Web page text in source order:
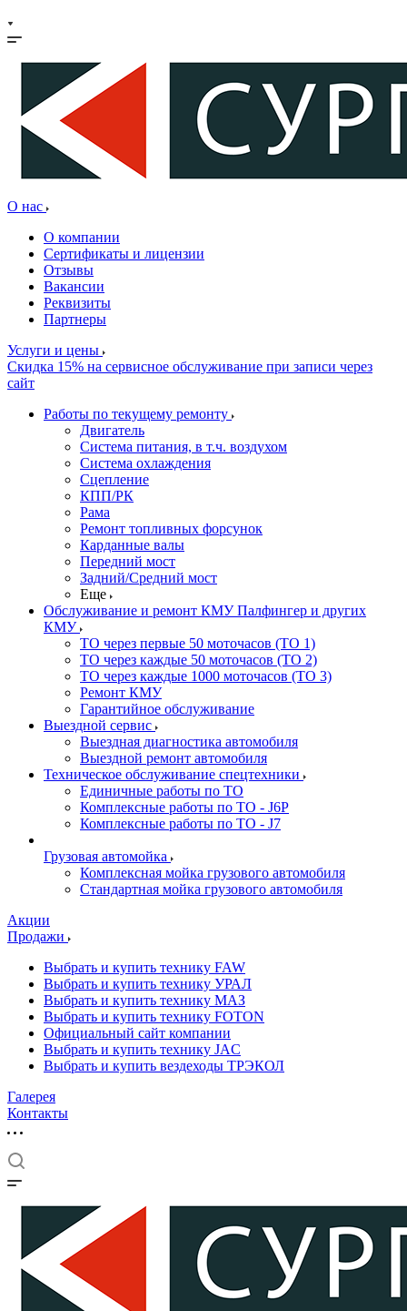
О нас
О компании
Сертификаты и лицензии
Отзывы
Вакансии
Реквизиты
Партнеры
Услуги и цены
Скидка 15% на сервисное обслуживание при записи через
сайт
Работы по текущему ремонту
Двигатель
Система питания, в т.ч. воздухом
Система охлаждения
Сцепление
КПП/РК
Рама
Ремонт топливных форсунок
Карданные валы
Передний мост
Задний/Средний мост
Еще
Обслуживание и ремонт КМУ Палфингер и других
КМУ
ТО через первые 50 моточасов (ТО 1)
ТО через каждые 50 моточасов (ТО 2)
ТО через каждые 1000 моточасов (ТО 3)
Ремонт КМУ
Гарантийное обслуживание
Выездной сервис
Выездная диагностика автомобиля
Выездной ремонт автомобиля
Техническое обслуживание спецтехники
Единичные работы по ТО
Комплексные работы по ТО - J6P
Комплексные работы по ТО - J7
Грузовая автомойка
Комплексная мойка грузового автомобиля
Стандартная мойка грузового автомобиля
Акции
Продажи
Выбрать и купить технику FAW
Выбрать и купить технику УРАЛ
Выбрать и купить технику МАЗ
Выбрать и купить технику FOTON
Официальный сайт компании
Выбрать и купить технику JAC
Выбрать и купить вездеходы ТРЭКОЛ
Галерея
Контакты